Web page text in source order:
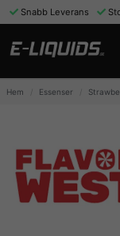
Snabb Leverans
Hem Essenser